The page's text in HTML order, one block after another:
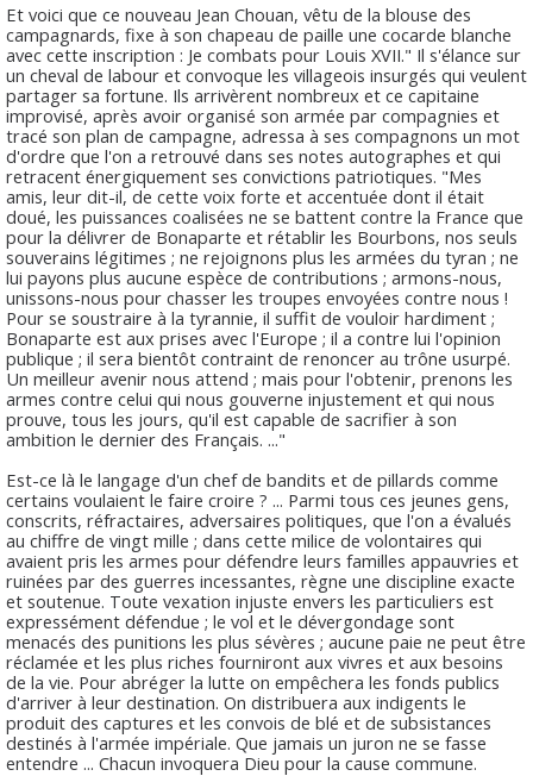
Et voici que ce nouveau Jean Chouan, vêtu de la blouse des
campagnards, fixe à son chapeau de paille une cocarde blanche
avec cette inscription : Je combats pour Louis XVII." Il s'élance sur
un cheval de labour et convoque les villageois insurgés qui veulent
partager sa fortune. Ils arrivèrent nombreux et ce capitaine
improvisé, après avoir organisé son armée par compagnies et
tracé son plan de campagne, adressa à ses compagnons un mot
d'ordre que l'on a retrouvé dans ses notes autographes et qui
retracent énergiquement ses convictions patriotiques. "Mes
amis, leur dit-il, de cette voix forte et accentuée dont il était
doué, les puissances coalisées ne se battent contre la France que
pour la délivrer de Bonaparte et rétablir les Bourbons, nos seuls
souverains légitimes ; ne rejoignons plus les armées du tyran ; ne
lui payons plus aucune espèce de contributions ; armons-nous,
unissons-nous pour chasser les troupes envoyées contre nous !
Pour se soustraire à la tyrannie, il suffit de vouloir hardiment ;
Bonaparte est aux prises avec l'Europe ; il a contre lui l'opinion
publique ; il sera bientôt contraint de renoncer au trône usurpé.
Un meilleur avenir nous attend ; mais pour l'obtenir, prenons les
armes contre celui qui nous gouverne injustement et qui nous
prouve, tous les jours, qu'il est capable de sacrifier à son
ambition le dernier des Français. ..."
Est-ce là le langage d'un chef de bandits et de pillards comme
certains voulaient le faire croire ? ... Parmi tous ces jeunes gens,
conscrits, réfractaires, adversaires politiques, que l'on a évalués
au chiffre de vingt mille ; dans cette milice de volontaires qui
avaient pris les armes pour défendre leurs familles appauvries et
ruinées par des guerres incessantes, règne une discipline exacte
et soutenue. Toute vexation injuste envers les particuliers est
expressément défendue ; le vol et le dévergondage sont
menacés des punitions les plus sévères ; aucune paie ne peut être
réclamée et les plus riches fourniront aux vivres et aux besoins
de la vie. Pour abréger la lutte on empêchera les fonds publics
d'arriver à leur destination. On distribuera aux indigents le
produit des captures et les convois de blé et de subsistances
destinés à l'armée impériale. Que jamais un juron ne se fasse
entendre ... Chacun invoquera Dieu pour la cause commune.